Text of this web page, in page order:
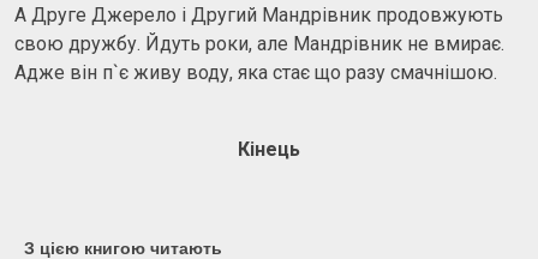
А Друге Джерело і Другий Мандрівник продовжують
свою дружбу. Йдуть роки, але Мандрівник не вмирає.
Адже він п`є живу воду, яка стає що разу смачнішою.
Кінець
З цією книгою читають